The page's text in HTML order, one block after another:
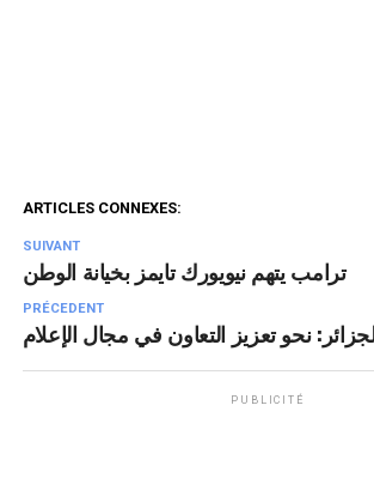
ARTICLES CONNEXES:
SUIVANT
ترامب يتهم نيويورك تايمز بخيانة الوطن
PRÉCEDENT
نحو تعزيز التعاون في مجال الإعلام
PUBLICITÉ